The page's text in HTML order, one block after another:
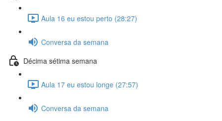
Aula 16 eu estou perto (28:27)
Conversa da semana
Décima sétima semana
Aula 17 eu estou longe (27:57)
Conversa da semana